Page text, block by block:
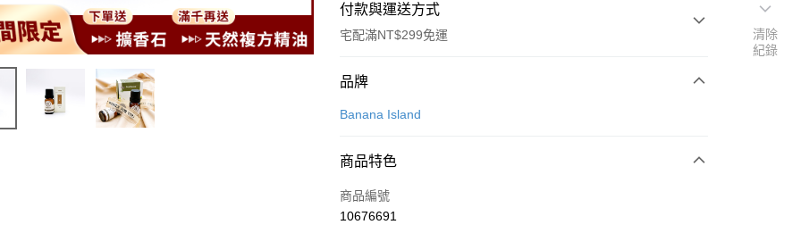
付款與運送方式
宅配滿NT$299免運
付款方式
信用卡一次付款
Apple Pay
品牌
Banana Island
商品特色
商品編號
10676691
清除
紀錄